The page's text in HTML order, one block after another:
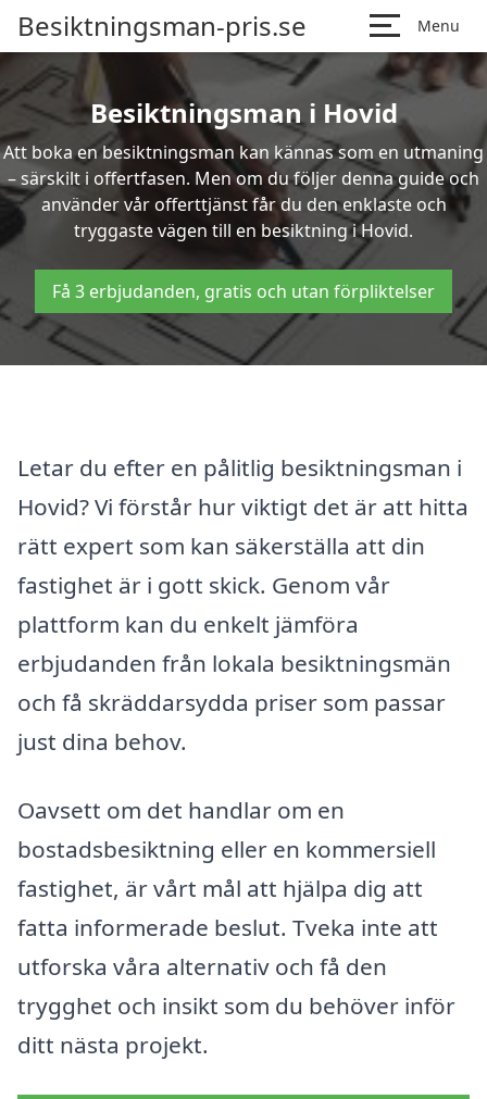
Besiktningsman-pris.se Menu
Besiktningsman i Hovid
Att boka en besiktningsman kan kännas som en utmaning
– särskilt i offertfasen. Men om du följer denna guide och
använder vår offerttjänst får du den enklaste och
tryggaste vägen till en besiktning i Hovid.
Få 3 erbjudanden, gratis och utan förpliktelser
Letar du efter en pålitlig besiktningsman i
Hovid? Vi förstår hur viktigt det är att hitta
rätt expert som kan säkerställa att din
fastighet är i gott skick. Genom vår
plattform kan du enkelt jämföra
erbjudanden från lokala besiktningsmän
och få skräddarsydda priser som passar
just dina behov.
Oavsett om det handlar om en
bostadsbesiktning eller en kommersiell
fastighet, är vårt mål att hjälpa dig att
fatta informerade beslut. Tveka inte att
utforska våra alternativ och få den
trygghet och insikt som du behöver inför
ditt nästa projekt.